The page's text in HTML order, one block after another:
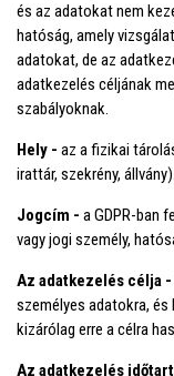
és az adatokat nem
hatóság, amely
adatokat, de az
adatkezelés céljának
szabályoknak.
Hely - az a fizikai
irattár, szekrény, állvány).
Jogcím - a GDPR-ban
vagy jogi személy,
Az adatkezelés célja -
személyes adatokra,
kizárólag erre a célra
Az adatkezelés